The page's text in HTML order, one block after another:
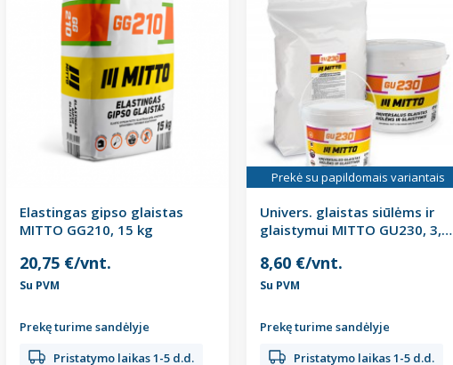
Elastingas gipso glaistas
MITTO GG210, 15 kg
20,75 €/vnt.
Su PVM
Prekę turime sandėlyje
Pristatymo laikas 1-5 d.d.
Univers. glaistas siūlėms ir
glaistymui MITTO GU230, 3,6-
8,60 €/vnt.
Su PVM
Prekę turime sandėlyje
Pristatymo laikas 1-5 d.d.
Prekė su papildomais variantais